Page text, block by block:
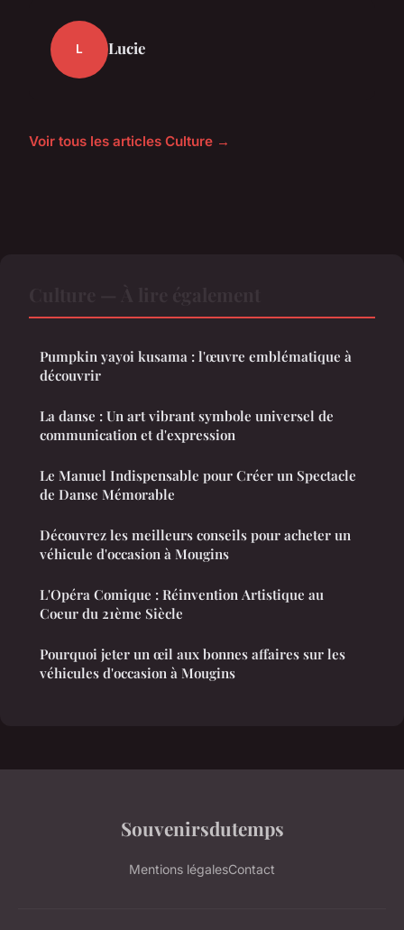
L Lucie
Voir tous les articles Culture →
Pumpkin yayoi kusama : l'œuvre emblématique à
découvrir
La danse : Un art vibrant symbole universel de
communication et d'expression
Le Manuel Indispensable pour Créer un Spectacle
de Danse Mémorable
Découvrez les meilleurs conseils pour acheter un
véhicule d'occasion à Mougins
L'Opéra Comique : Réinvention Artistique au
Coeur du 21ème Siècle
Pourquoi jeter un œil aux bonnes affaires sur les
véhicules d'occasion à Mougins
Souvenirsdutemps
Mentions légalesContact